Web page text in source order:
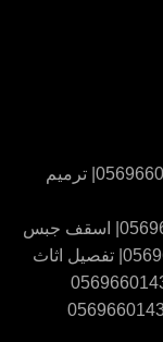
عزل وصيانة الحمامات في عجمان |0569660143| ترميم